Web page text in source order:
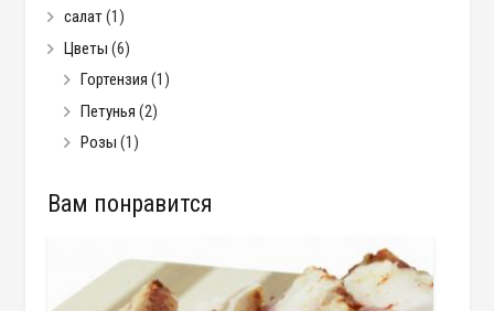
салат(1)
Цветы (6)
Гортензия (1)
Петунья (2)
Розы (1)
Вам понравится